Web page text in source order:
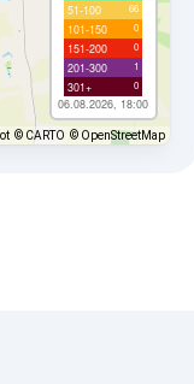
51-100 66
101-150 0
151-200 0
201-300 1
301+ 0
06.08.2026, 18:00
© CARTO © OpenStreetMap